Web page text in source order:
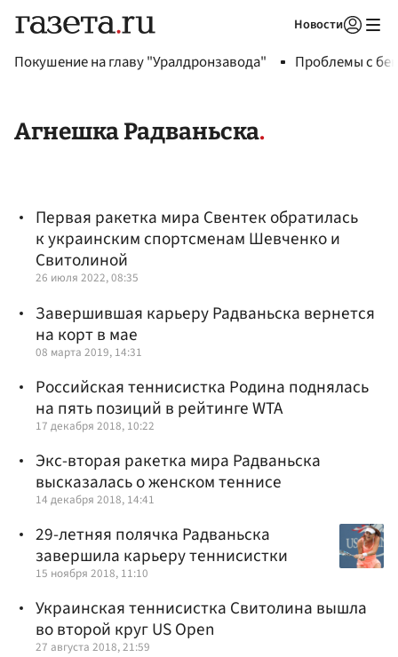
Новости
Покушение на главу "Уралдронзавода" Проблемы с
Агнешка Радваньска
Первая ракетка мира Свентек обратилась
к украинским спортсменам Шевченко и
Свитолиной
26 июля 2022, 08:35
Завершившая карьеру Радваньска вернется
на корт в мае
08 марта 2019, 14:31
Российская теннисистка Родина поднялась
на пять позиций в рейтинге WTA
17 декабря 2018, 10:22
Экс-вторая ракетка мира Радваньска
высказалась о женском теннисе
14 декабря 2018, 14:41
29-летняя полячка Радваньска
завершила карьеру теннисистки
15 ноября 2018, 11:10
Украинская теннисистка Свитолина вышла
во второй круг US Open
27 августа 2018, 21:59